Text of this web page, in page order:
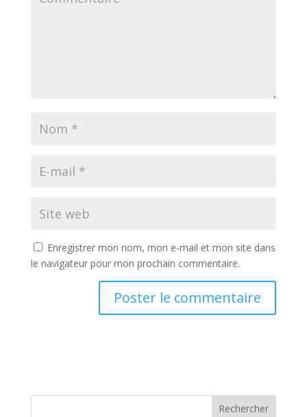
Enregistrer mon nom, mon e-mail et mon site dans
le navigateur pour mon prochain commentaire.
Rechercher